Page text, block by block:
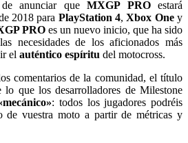
anunciar que MXGP PROestará
2018 para PlayStation 4,Xbox Oney
PRO es un nuevo inicio, que ha sido
necesidades de los aficionados más
el auténtico espíritu del motocross.
comentarios de la comunidad, el título
lo que los desarrolladores de Milestone
: todos los jugadores podréis
de vuestra moto a partir de métricas y